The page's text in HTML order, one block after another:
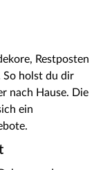
Restposten
So holst du dir
nach Hause. Die
ein